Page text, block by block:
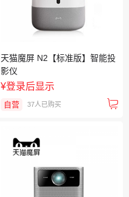
天猫魔屏 N2【标准版】智能投
影仪
¥登录后显示
自营 37人已购买